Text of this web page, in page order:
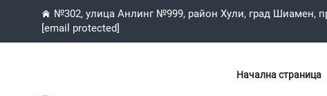
№302, улица Анлинг №999, район Хули, град Шиамен,
[email protected]
Начална страница